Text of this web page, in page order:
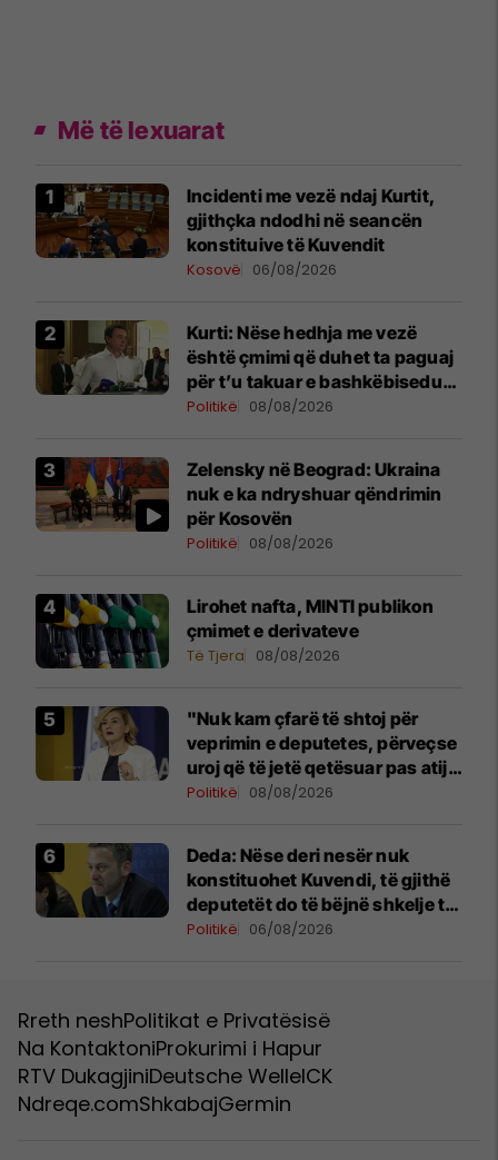
Më të lexuarat
Incidenti me vezë ndaj Kurtit,
gjithçka ndodhi në seancën
konstituive të Kuvendit
Kosovë 06/08/2026
Kurti: Nëse hedhja me vezë
është çmimi që duhet ta paguaj
për t’u takuar e bashkëbiseduar
jam i lumtur ta bëj këtë
Politikë 08/08/2026
Zelensky në Beograd: Ukraina
nuk e ka ndryshuar qëndrimin
për Kosovën
Politikë 08/08/2026
Lirohet nafta, MINTI publikon
çmimet e derivateve
Të Tjera 08/08/2026
"Nuk kam çfarë të shtoj për
veprimin e deputetes, përveçse
uroj që të jetë qetësuar pas atij
momenti", reagon Kusari-Lila
Politikë 08/08/2026
Deda: Nëse deri nesër nuk
konstituohet Kuvendi, të gjithë
deputetët do të bëjnë shkelje të
rëndë kushtetuese
Politikë 06/08/2026
Rreth neshPolitikat e Privatësisë
Na KontaktoniProkurimi i Hapur
RTV DukagjiniDeutsche WelleICK
Ndreqe.comShkabajGermin